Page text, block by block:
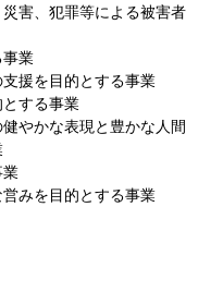
害、犯罪等による被害者
業
援を目的とする事業
する事業
やかな表現と豊かな人間
業
みを目的とする事業